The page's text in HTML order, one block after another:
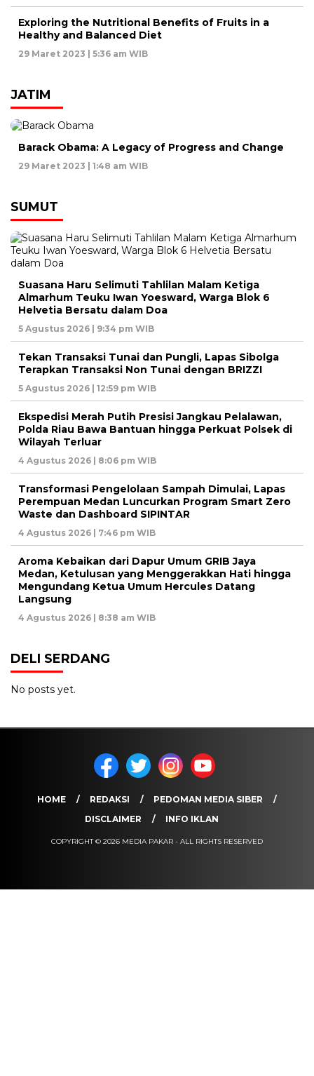
Exploring the Nutritional Benefits of Fruits in a
Healthy and Balanced Diet
29 Maret 2023 | 5:36 am WIB
JATIM
Barack Obama: A Legacy of Progress and Change
29 Maret 2023 | 1:48 am WIB
SUMUT
Suasana Haru Selimuti Tahlilan Malam Ketiga
Almarhum Teuku Iwan Yoesward, Warga Blok 6
Helvetia Bersatu dalam Doa
5 Agustus 2026 | 9:34 pm WIB
Tekan Transaksi Tunai dan Pungli, Lapas Sibolga
Terapkan Transaksi Non Tunai dengan BRIZZI
5 Agustus 2026 | 12:59 pm WIB
Ekspedisi Merah Putih Presisi Jangkau Pelalawan,
Polda Riau Bawa Bantuan hingga Perkuat Polsek di
Wilayah Terluar
4 Agustus 2026 | 8:06 pm WIB
Transformasi Pengelolaan Sampah Dimulai, Lapas
Perempuan Medan Luncurkan Program Smart Zero
Waste dan Dashboard SIPINTAR
4 Agustus 2026 | 7:46 pm WIB
Aroma Kebaikan dari Dapur Umum GRIB Jaya
Medan, Ketulusan yang Menggerakkan Hati hingga
Mengundang Ketua Umum Hercules Datang
Langsung
4 Agustus 2026 | 8:38 am WIB
DELI SERDANG
No posts yet.
HOME REDAKSI
PEDOMAN MEDIA SIBER
DISCLAIMER
INFO IKLAN
COPYRIGHT © 2026 MEDIA PAKAR - ALL RIGHTS RESERVED